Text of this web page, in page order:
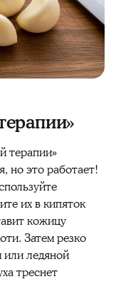
терапии»
но это работает!
их в кипяток
кожицу
Затем резко
или ледяной
треснет